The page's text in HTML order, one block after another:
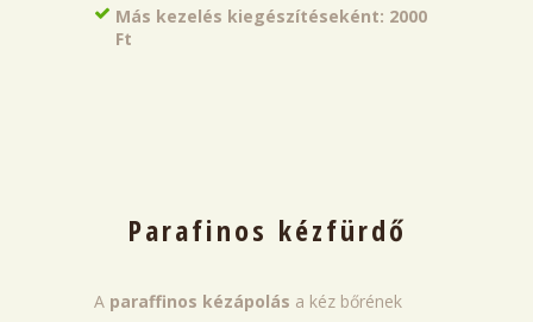
Más kezelés kiegészítéseként: 2000
Ft
Parafinos kézfürdő
A paraffinos kézápolás a kéz bőrének